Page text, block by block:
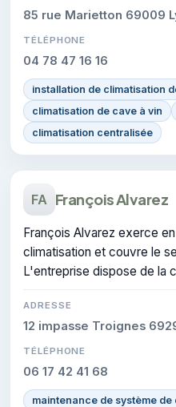
85 rue Marietton 69009
TÉLÉPHONE
04 78 47 16 16
installation de climatisation
climatisation de cave à vin
climatisation centralisée
FA François Alvarez
François Alvarez exerce
climatisation et couvre le
L'entreprise dispose de la
ADRESSE
12 impasse Troignes
TÉLÉPHONE
06 17 42 41 68
maintenance de système de